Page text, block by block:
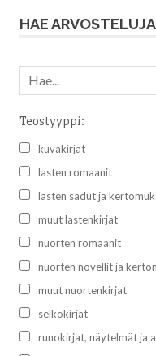
HAE
Teostyyppi:
kuvakirjat
lasten romaanit
lasten sadut ja
muut lastenkirjat
nuorten romaanit
nuorten novellit ja
muut nuortenkirjat
selkokirjat
runokirjat, näytelmät ja